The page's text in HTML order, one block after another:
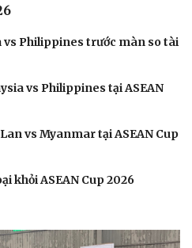
vs Philippines trước màn so tài
vs Philippines tại ASEAN
vs Myanmar tại ASEAN Cup
khỏi ASEAN Cup 2026